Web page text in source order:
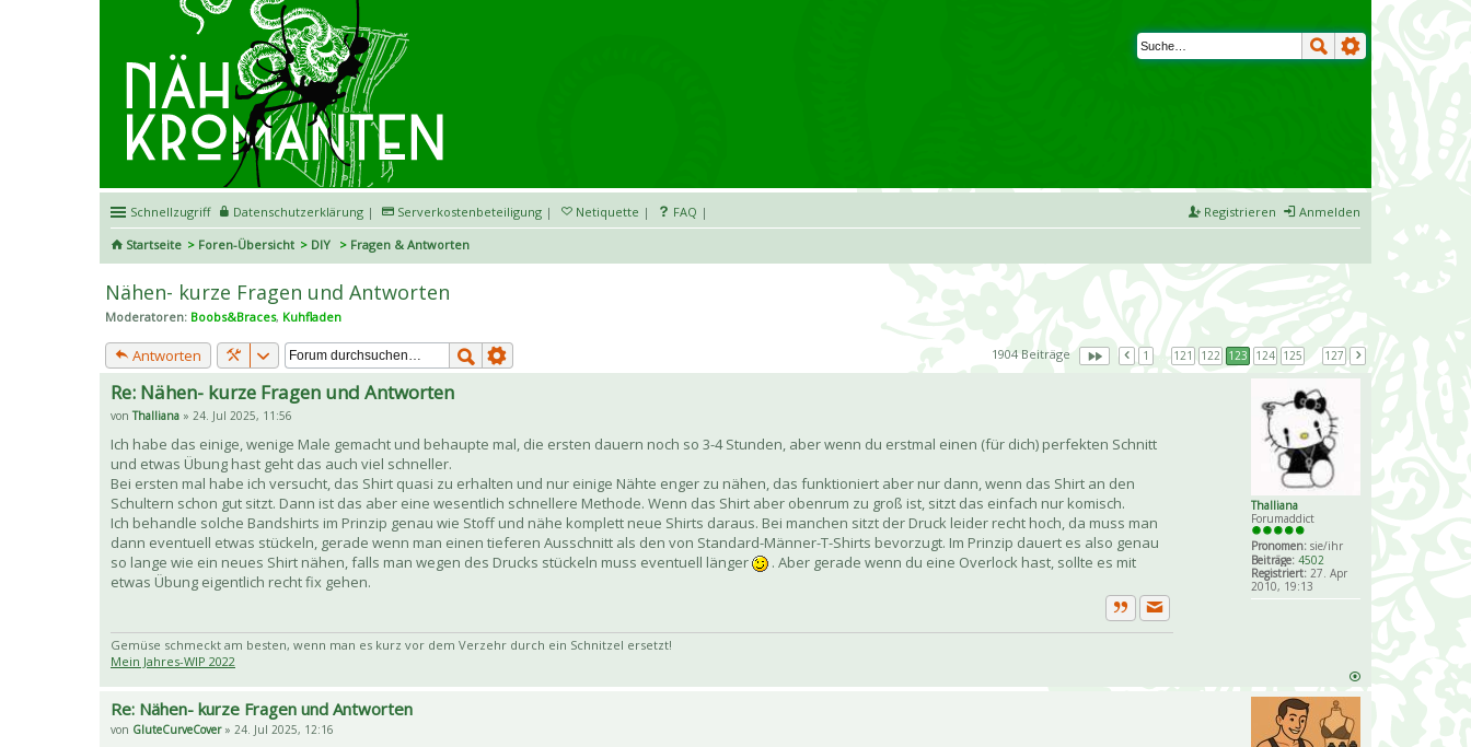
Schnellzugriff Datenschutzerklärung | Serverkostenbeteiligung | Netiquette | FAQ | Anmelden
Registrieren
Startseite
Foren-Übersicht DIY Fragen & Antworten
Nähen- kurze Fragen und Antworten
Moderatoren: Boobs&Braces, Kuhfladen
Antworten 1904 Beiträge 1 121 122 123 124 125 127
Thalliana
Forumaddict
Pronomen: sie/ihr
Beiträge: 4502
Registriert: 27. Apr
2010, 19:13
Re: Nähen- kurze Fragen und Antworten
von Thalliana » 24. Jul 2025, 11:56
Ich habe das einige, wenige Male gemacht und behaupte mal, die ersten dauern noch so 3-4 Stunden, aber wenn du erstmal einen (für dich) perfekten Schnitt
und etwas Übung hast geht das auch viel schneller.
Bei ersten mal habe ich versucht, das Shirt quasi zu erhalten und nur einige Nähte enger zu nähen, das funktioniert aber nur dann, wenn das Shirt an den
Schultern schon gut sitzt. Dann ist das aber eine wesentlich schnellere Methode. Wenn das Shirt aber obenrum zu groß ist, sitzt das einfach nur komisch.
Ich behandle solche Bandshirts im Prinzip genau wie Stoff und nähe komplett neue Shirts daraus. Bei manchen sitzt der Druck leider recht hoch, da muss man
dann eventuell etwas stückeln, gerade wenn man einen tieferen Ausschnitt als den von Standard-Männer-T-Shirts bevorzugt. Im Prinzip dauert es also genau
so lange wie ein neues Shirt nähen, falls man wegen des Drucks stückeln muss eventuell länger
. Aber gerade wenn du eine Overlock hast, sollte es mit
etwas Übung eigentlich recht fix gehen.
ZitatPrivate Nachricht senden
Gemüse schmeckt am besten, wenn man es kurz vor dem Verzehr durch ein Schnitzel ersetzt!
Mein Jahres-WIP 2022
Re: Nähen- kurze Fragen und Antworten
von GluteCurveCover» 24. Jul 2025, 12:16